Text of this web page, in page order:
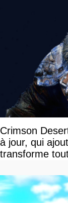
Crimson
à jour, qui
transforme